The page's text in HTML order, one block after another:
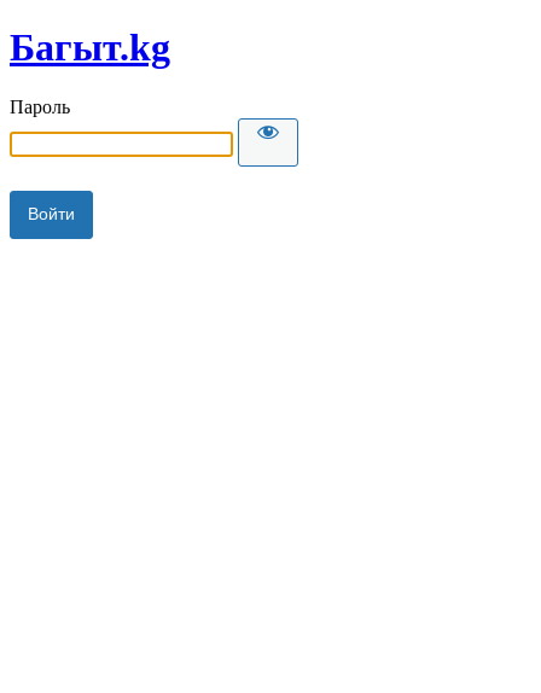
Багыт.kg
Пароль